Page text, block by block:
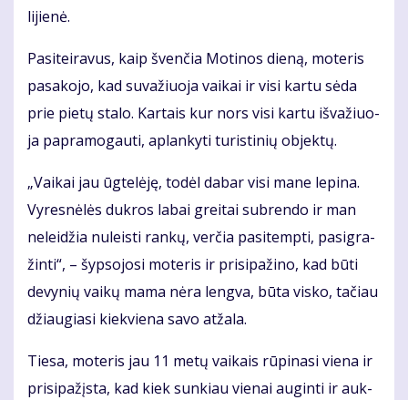
li­jie­nė.
Pa­si­tei­ra­vus, kaip šven­čia Mo­ti­nos die­ną, mo­te­ris
pa­sa­ko­jo, kad su­va­žiuo­ja vai­kai ir vi­si kar­tu sė­da
prie pie­tų sta­lo. Kar­tais kur nors vi­si kar­tu iš­va­žiuo­
ja pa­pra­mo­gau­ti, ap­lan­ky­ti tu­ris­ti­nių ob­jek­tų.
„Vai­kai jau ūg­te­lė­ję, to­dėl da­bar vi­si ma­ne le­pi­na.
Vy­res­nė­lės duk­ros la­bai grei­tai su­bren­do ir man
ne­lei­džia nu­leis­ti ran­kų, ver­čia pa­si­temp­ti, pa­sig­ra­
žin­ti“, – šyp­so­jo­si mo­te­ris ir pri­si­pa­ži­no, kad bū­ti
de­vy­nių vai­kų ma­ma nė­ra leng­va, bū­ta vis­ko, ta­čiau
džiau­gia­si kiek­vie­na sa­vo at­ža­la.
Tie­sa, mo­te­ris jau 11 me­tų vai­kais rū­pi­na­si vie­na ir
pri­si­pa­žįs­ta, kad kiek sun­kiau vie­nai au­gin­ti ir auk­